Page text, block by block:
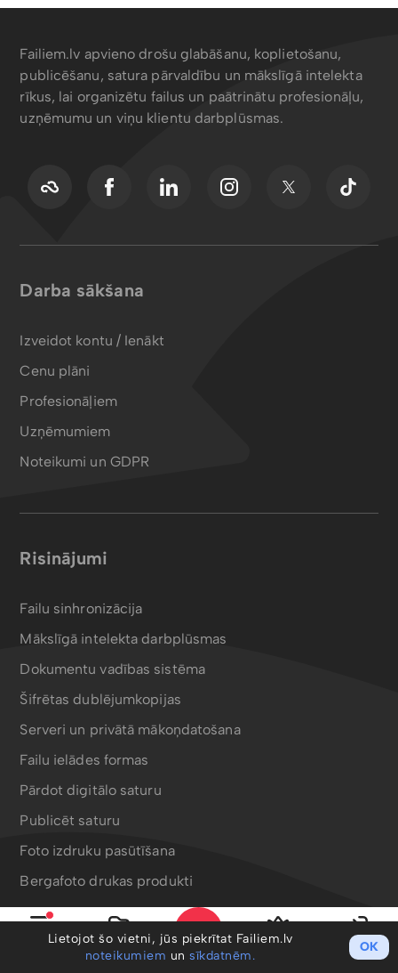
Mani faili Ieiet
Failiem.lv apvieno drošu glabāšanu, koplietošanu,
publicēšanu, satura pārvaldību un mākslīgā intelekta
rīkus, lai organizētu failus un paātrinātu profesionāļu,
uzņēmumu un viņu klientu darbplūsmas.
Darba sākšana
Izveidot kontu / Ienākt
Cenu plāni
Profesionāļiem
Uzņēmumiem
Noteikumi un GDPR
Risinājumi
Failu sinhronizācija
Mākslīgā intelekta darbplūsmas
Dokumentu vadības sistēma
Šifrētas dublējumkopijas
Serveri un privātā mākoņdatošana
Failu ielādes formas
Pārdot digitālo saturu
Publicēt saturu
Foto izdruku pasūtīšana
Bergafoto drukas produkti
Lietojot šo vietni, jūs piekrītat Failiem.lv
noteikumiem unsīkdatnēm.
OK